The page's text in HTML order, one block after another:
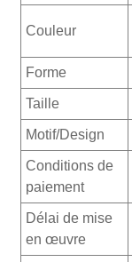
Couleur
Forme
Taille
Motif/Design
Conditions de
paiement
Délai de mise
en œuvre